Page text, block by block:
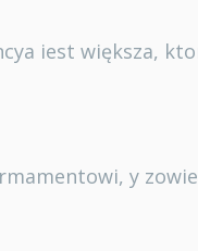
iest większa,
y